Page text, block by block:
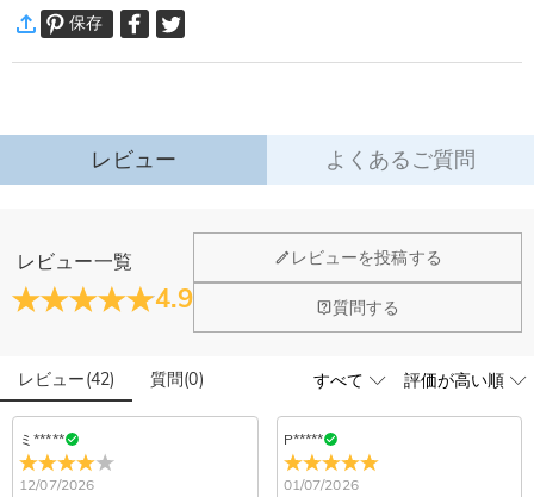
友人、恋人、家族のプレゼントにも適用しています！お好きな文字を入れてオ
リジナルインテリアとしても大人気です！
スイッチを入れると、とても夢のような柔らかな光を放ちます。
また全体の長さ（台座も含めて）は下記になります。
②5文字
長さ：18cm
④7文字
⑤8-10文字
長さ：30cm
閉じる
通常配送: 5-9営業日
詳細はこちら
以内に返品＆交換できます。
詳細はこちら
保存
レビュー よくあるご質問
レビュー一覧
4.9
レビューを投稿する
質問する
レビュー(42) 質問(0)
ミ*****
12/07/2026
P*****
01/07/2026
ホーム＆雑貨
大量注文の制作は承っておりますか？
はい、対応可能です。ご希望の数量、デザイン、文字内容、ご
いたします。お気軽にお問い合わせください。
ードする画像に要求や制限等はありますか？
商品のベスト効果のために、お写真を選ぶ際に可能な限り最高
品質（画素数の高画像データ）の画像をご使用ください。
配送＆返品について
送料はいくらですか？